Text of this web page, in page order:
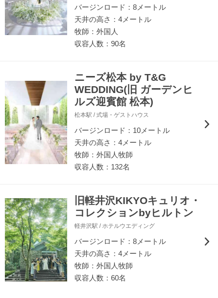
バージンロード：8メートル
天井の高さ：4メートル
牧師：外国人
収容人数：90名
ニーズ松本 by T&G
WEDDING(旧 ガーデンヒ
ルズ迎賓館 松本)
松本駅 / 式場・ゲストハウス
バージンロード：10メートル
天井の高さ：4メートル
牧師：外国人牧師
収容人数：132名
旧軽井沢KIKYOキュリオ・
コレクションbyヒルトン
軽井沢駅 / ホテルウエディング
バージンロード：8メートル
天井の高さ：4メートル
牧師：外国人牧師
収容人数：60名